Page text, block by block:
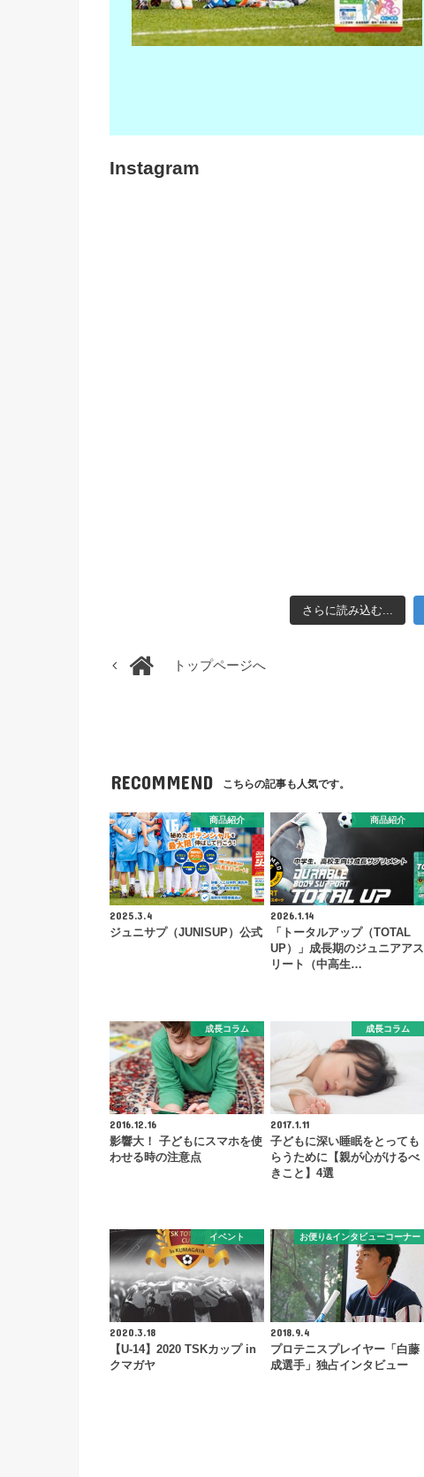
Instagram
さらに読み込む...
トップページへ
RECOMMEND こちらの記事も人気です。
商品紹介
2025.3.4
ジュニサプ（JUNISUP）公式
商品紹介
2026.1.14
「トータルアップ（TOTAL
UP）」成長期のジュニアアス
リート（中高生…
成長コラム
2016.12.16
影響大！ 子どもにスマホを使
わせる時の注意点
成長コラム
2017.1.11
子どもに深い睡眠をとっても
らうために【親が心がけるべ
きこと】4選
イベント
2020.3.18
【U-14】2020 TSKカップ in
クマガヤ
お便り&インタビューコーナー
2018.9.4
プロテニスプレイヤー「白藤
成選手」独占インタビュー